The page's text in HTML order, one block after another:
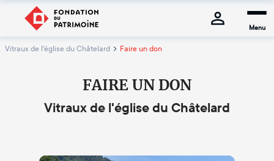
Menu
Vitraux de l'église du Châtelard Faire un don
FAIRE UN DON
Vitraux de l'église du Châtelard